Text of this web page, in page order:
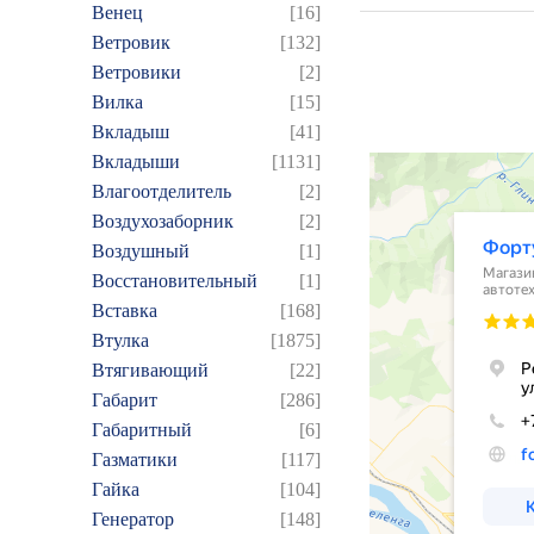
Венец
[16]
Ветровик
[132]
Ветровики
[2]
Вилка
[15]
Вкладыш
[41]
Вкладыши
[1131]
Влагоотделитель
[2]
Воздухозаборник
[2]
Воздушный
[1]
Восстановительный
[1]
Вставка
[168]
Втулка
[1875]
Втягивающий
[22]
Габарит
[286]
Габаритный
[6]
Газматики
[117]
Гайка
[104]
Генератор
[148]